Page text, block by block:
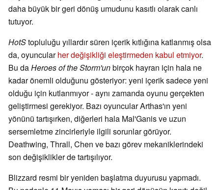
daha büyük bir geri dönüş umudunu kasıtlı olarak canlı
tutuyor.
HotStopluluğu yıllardır süren içerik kıtlığına katlanmış olsa
da, oyuncularher değişikliği eleştirmeden kabul etmiyor.
Bu daHeroes of the Storm'unbirçok hayran için hala ne
kadar önemli olduğunu gösteriyor: yeni içerik sadece yeni
olduğu için kutlanmıyor - aynı zamanda oyunu gerçekten
geliştirmesi gerekiyor. Bazı oyuncular Arthas'ın yeni
yönünü tartışırken, diğerleri hala Mal'Ganis ve uzun
sersemletme zincirleriyle ilgili sorunlar görüyor.
Deathwing, Thrall, Chen ve bazı görev mekaniklerindeki
son değişiklikler de tartışılıyor.
Blizzard resmi bir yeniden başlatma duyurusu yapmadı.